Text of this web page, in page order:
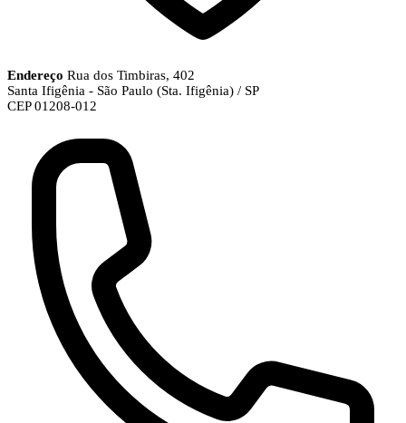
Endereço Rua dos Timbiras, 402
Santa Ifigênia - São Paulo (Sta. Ifigênia) / SP
CEP 01208-012